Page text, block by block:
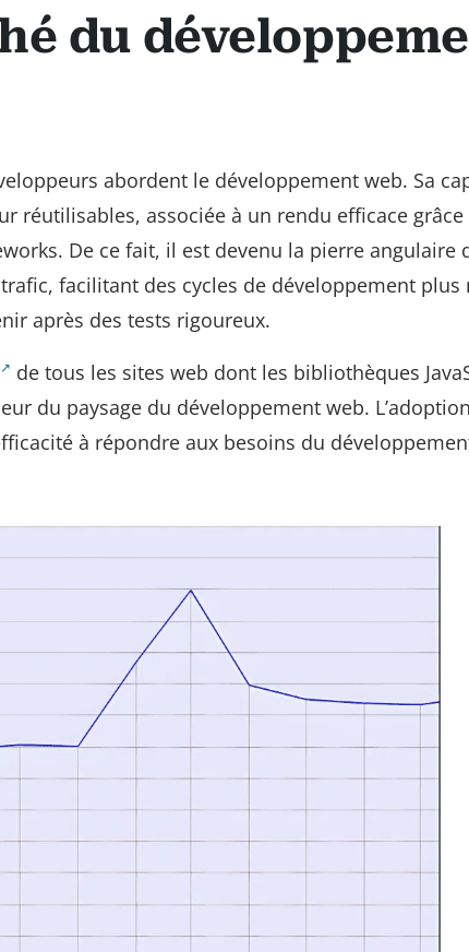
du
abordent le développement web. Sa
réutilisables, associée à un rendu efficace grâce
De ce fait, il est devenu la pierre angulaire
facilitant des cycles de développement plus
après des tests rigoureux.
de tous les sites web dont les bibliothèques
du paysage du développement web.
à répondre aux besoins du